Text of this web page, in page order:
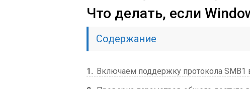
Что делать, если
Содержание
1
Включаем поддержку протокола SMB1